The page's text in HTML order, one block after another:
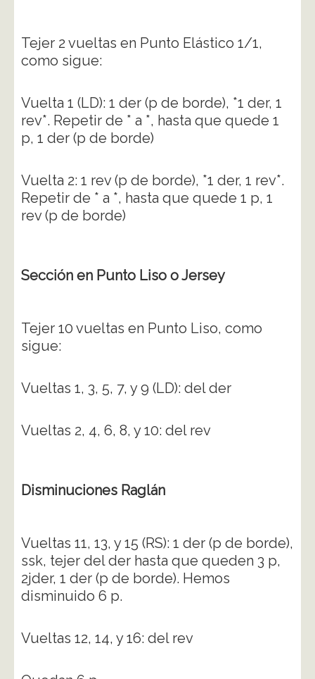
Tejer 2 vueltas en Punto Elástico 1/1,
como sigue:
Vuelta 1 (LD): 1 der (p de borde), *1 der, 1
rev*. Repetir de * a *, hasta que quede 1
p, 1 der (p de borde)
Vuelta 2: 1 rev (p de borde), *1 der, 1 rev*.
Repetir de * a *, hasta que quede 1 p, 1
rev (p de borde)
Sección en Punto Liso o Jersey
Tejer 10 vueltas en Punto Liso, como
sigue:
Vueltas 1, 3, 5, 7, y 9 (LD): del der
Vueltas 2, 4, 6, 8, y 10: del rev
Disminuciones Raglán
Vueltas 11, 13, y 15 (RS): 1 der (p de borde),
ssk, tejer del der hasta que queden 3 p,
2jder, 1 der (p de borde). Hemos
disminuido 6 p.
Vueltas 12, 14, y 16: del rev